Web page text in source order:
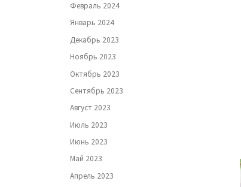
Февраль 2024
Январь 2024
Декабрь 2023
Ноябрь 2023
Октябрь 2023
Сентябрь 2023
Август 2023
Июль 2023
Июнь 2023
Май 2023
Апрель 2023